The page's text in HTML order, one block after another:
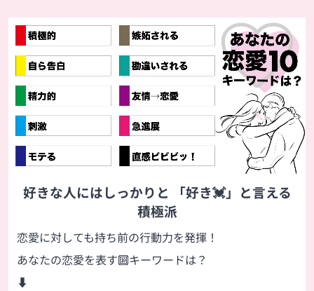
好きな人にはしっかりと 「好き💓」と言える
積極派
恋愛に対しても持ち前の行動力を発揮！
あなたの恋愛を表す🔟キーワードは？
⬇